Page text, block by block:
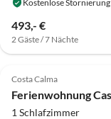
Kostenlose Stornierung
493,- €
2 Gäste / 7 Nächte
Costa Calma
1 Schlafzimmer